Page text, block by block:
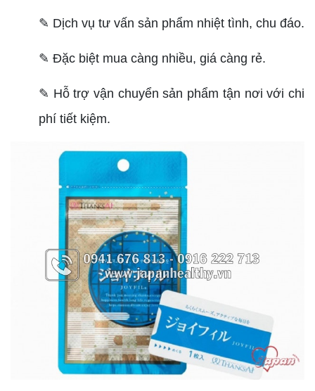
✎ Dịch vụ tư vấn sản phẩm nhiệt tình, chu đáo.
✎ Đặc biệt mua càng nhiều, giá càng rẻ.
✎ Hỗ trợ vận chuyển sản phẩm tận nơi với chi
phí tiết kiệm.